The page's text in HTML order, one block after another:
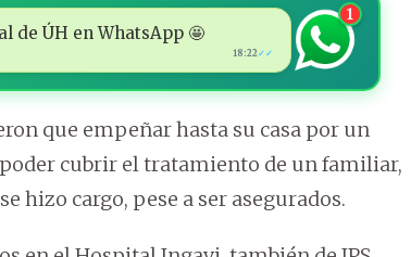
de ÚH en WhatsApp 🤩
18:22✓✓
1
que empeñar hasta su casa por un
cubrir el tratamiento de un familiar,
hizo cargo, pese a ser asegurados.